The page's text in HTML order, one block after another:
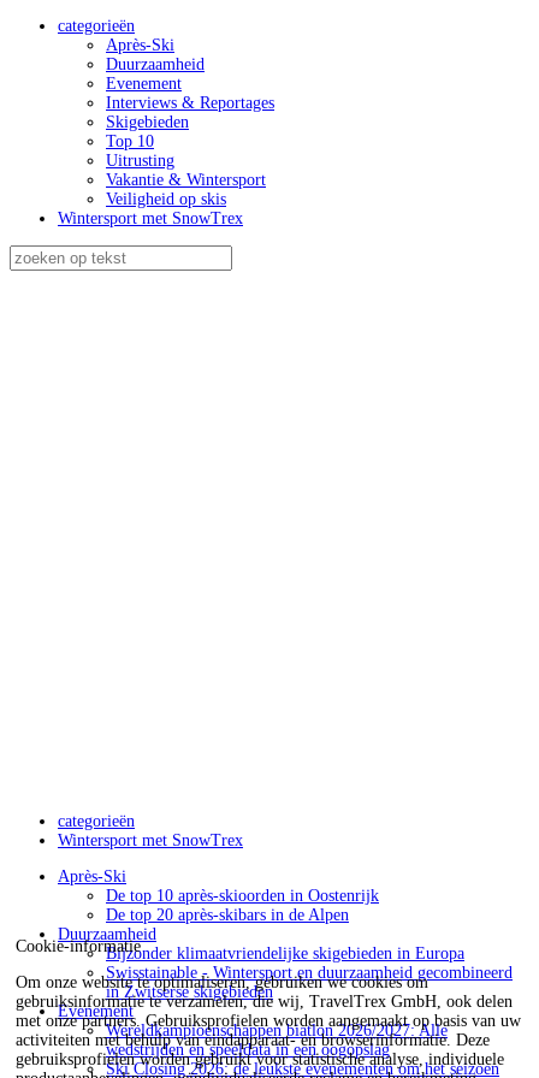
Cookie-informatie
Om onze website te optimaliseren, gebruiken we cookies om
gebruiksinformatie te verzamelen, die wij, TravelTrex GmbH, ook delen
met onze partners. Gebruiksprofielen worden aangemaakt op basis van uw
activiteiten met behulp van eindapparaat- en browserinformatie. Deze
gebruiksprofielen worden gebruikt voor statistische analyse, individuele
categorieën
Après-Ski
Duurzaamheid
Evenement
Interviews & Reportages
Skigebieden
Top 10
Uitrusting
Vakantie & Wintersport
Veiligheid op skis
Wintersport met SnowTrex
categorieën
Wintersport met SnowTrex
Après-Ski
De top 10 après-skioorden in Oostenrijk
De top 20 après-skibars in de Alpen
Duurzaamheid
Bijzonder klimaatvriendelijke skigebieden in Europa
Swisstainable - Wintersport en duurzaamheid gecombineerd
in Zwitserse skigebieden
Evenement
Wereldkampioenschappen biatlon 2026/2027: Alle
wedstrijden en speeldata in een oogopslag
Ski Closing 2026: de leukste evenementen om het seizoen